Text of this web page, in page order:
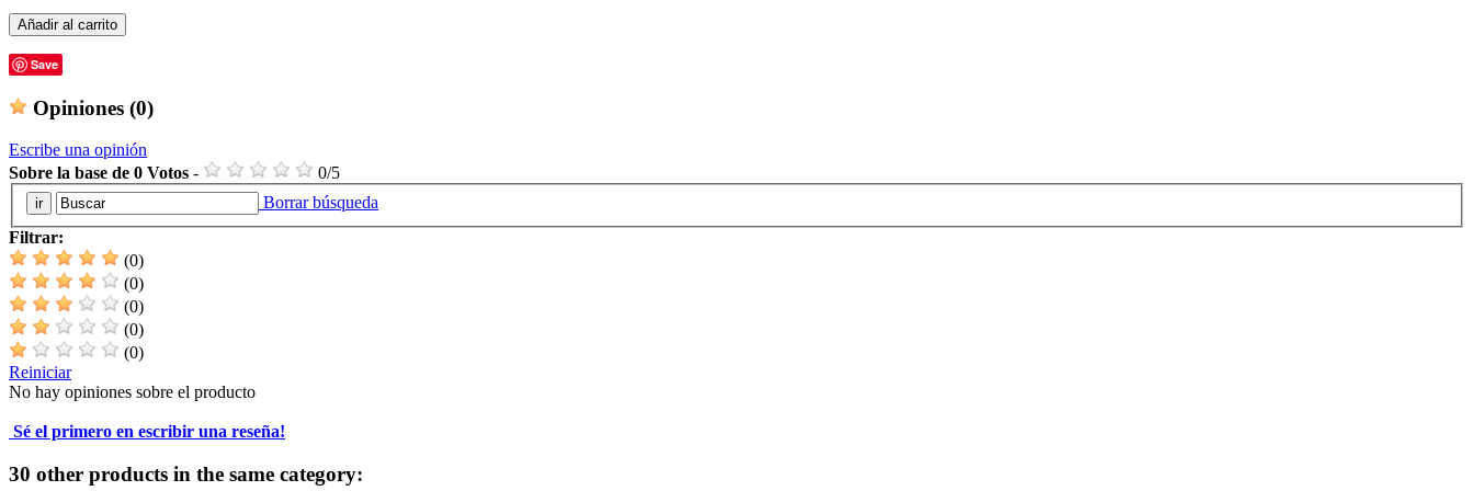
Añadir al carrito
Save
Opiniones (0)
Escribe una opinión
Sobre la base de 0 Votos - 0/5
Borrar búsqueda
Filtrar:
(0)
(0)
(0)
(0)
(0)
Reiniciar
No hay opiniones sobre el producto
Sé el primero en escribir una reseña!
30 other products in the same category: